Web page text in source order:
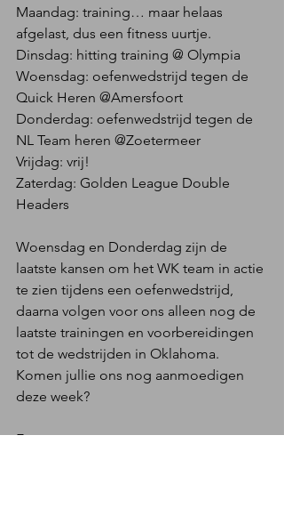
Maandag: training… maar helaas
afgelast, dus een fitness uurtje.
Dinsdag: hitting training @ Olympia
Woensdag: oefenwedstrijd tegen de
Quick Heren @Amersfoort
Donderdag: oefenwedstrijd tegen de
NL Team heren @Zoetermeer
Vrijdag: vrij!
Zaterdag: Golden League Double
Headers
Woensdag en Donderdag zijn de
laatste kansen om het WK team in actie
te zien tijdens een oefenwedstrijd,
daarna volgen voor ons alleen nog de
laatste trainingen en voorbereidingen
tot de wedstrijden in Oklahoma.
Komen jullie ons nog aanmoedigen
deze week?
Eva